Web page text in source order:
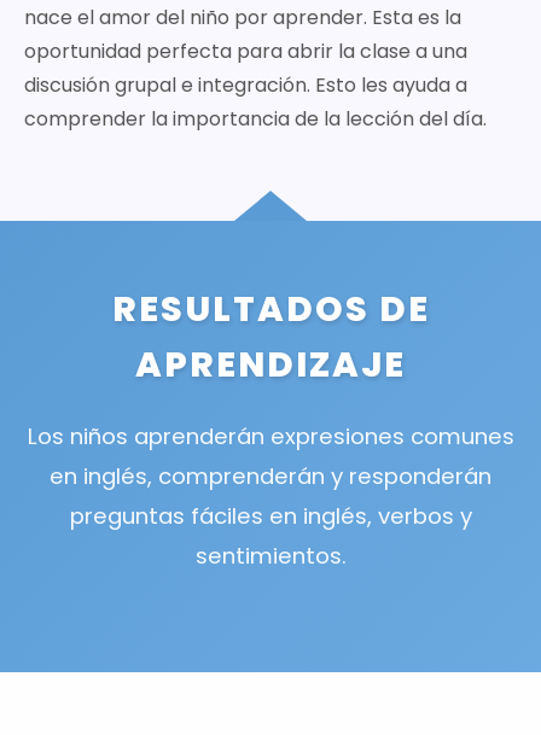
nace el amor del niño por aprender. Esta es la
oportunidad perfecta para abrir la clase a una
discusión grupal e integración. Esto les ayuda a
comprender la importancia de la lección del día.
RESULTADOS DE
APRENDIZAJE
Los niños aprenderán expresiones comunes
en inglés, comprenderán y responderán
preguntas fáciles en inglés, verbos y
sentimientos.